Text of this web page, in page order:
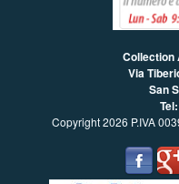
Collection
Via
San
Copyright 2026 P.IVA